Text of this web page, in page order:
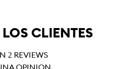
CLIENTES
2 REVIEWS
OPINIÓN